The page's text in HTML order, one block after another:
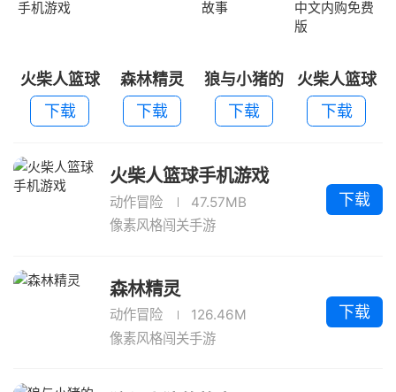
火柴人篮球
手机游戏
下载
森林精灵
下载
狼与小猪的
故事
下载
火柴人篮球
中文内购免
费版
下载
火柴人篮球手机游戏
动作冒险
47.57MB
像素风格闯关手游
下载
森林精灵
动作冒险
126.46M
像素风格闯关手游
下载